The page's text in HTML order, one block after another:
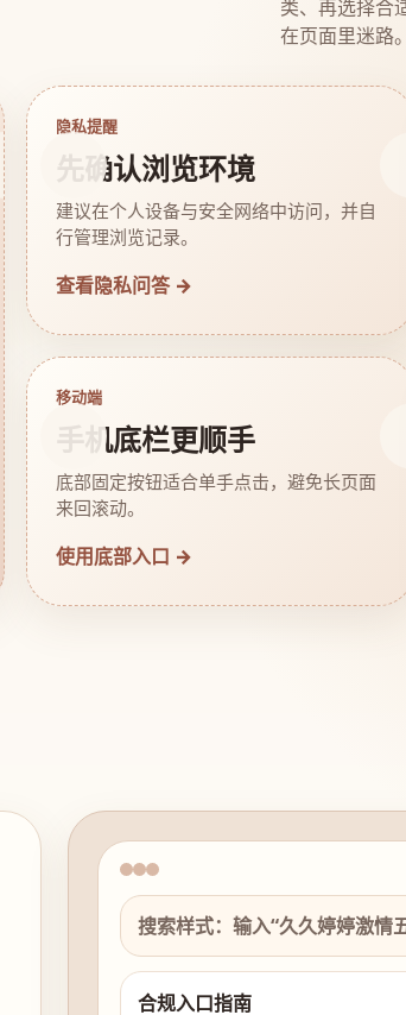
类、再选择合
在页面里迷路。
隐私提醒
先确认浏览环境
建议在个人设备与安全网络中访问，并自
行管理浏览记录。
查看隐私问答 →
移动端
手机底栏更顺手
底部固定按钮适合单手点击，避免长页面
来回滚动。
使用底部入口 →
搜索样式：输入“久久婷婷激情
合规入口指南